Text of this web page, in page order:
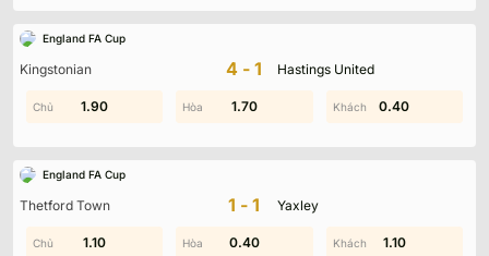
England FA Cup
Kingstonian 4-1 Hastings United
1.10 0.50 1.20
1.90 1.70 0.40
England FA Cup
Thetford Town 1-1 Yaxley
0.50 1.50 0.70
1.10 0.40 1.10